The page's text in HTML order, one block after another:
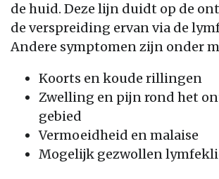
de huid. Deze lijn duidt op de
de verspreiding ervan via de
Andere symptomen zijn onder
Koorts en koude rillingen
Zwelling en pijn rond het
gebied
Vermoeidheid en malaise
Mogelijk gezwollen